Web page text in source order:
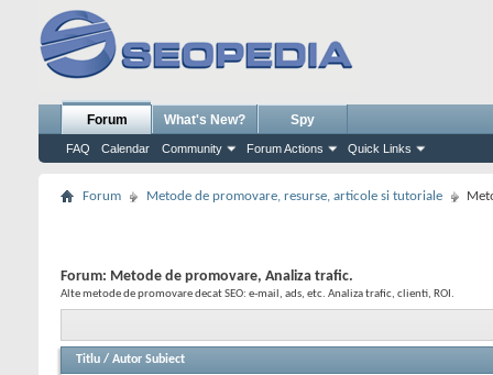
Forum
FAQ Calendar Community Forum Actions Quick Links
What's New? Spy
Forum Metode de promovare, resurse, articole si tutoriale
Forum: Metode de promovare, Analiza trafic.
Alte metode de promovare decat SEO: e-mail, ads, etc. Analiza trafic, clienti, ROI.
Titlu / Autor Subiect